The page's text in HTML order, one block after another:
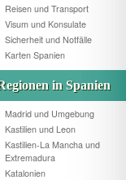
Reisen und Transport
Visum und Konsulate
Sicherheit und Notfälle
Karten Spanien
in Spanien
Madrid und Umgebung
Kastilien und Leon
Kastilien-La Mancha und
Extremadura
Katalonien